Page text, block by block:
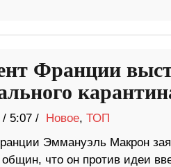
Франции
5:07 / Новое, ТОП
Эммануэль Макрон
общин, что он против идеи